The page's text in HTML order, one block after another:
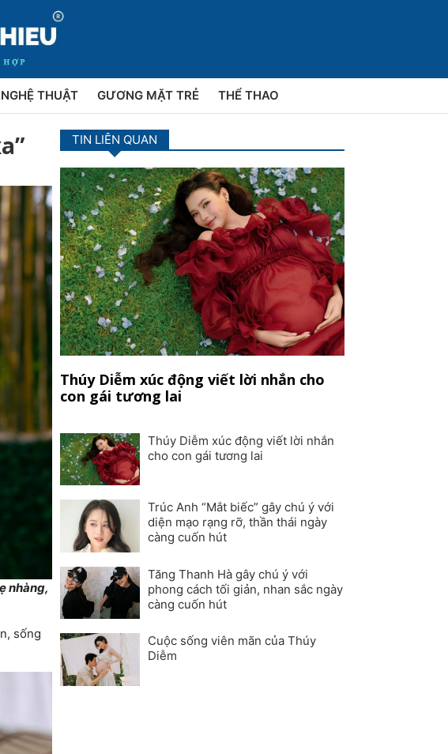
NGHỆ THUẬT GƯƠNG MẶT TRẺ THỂ THAO
nhàng,
sống
TIN LIÊN QUAN
Thúy Diễm xúc động viết lời nhắn cho
con gái tương lai
Thúy Diễm xúc động viết lời nhắn
cho con gái tương lai
Trúc Anh “Mắt biếc” gây chú ý với
diện mạo rạng rỡ, thần thái ngày
càng cuốn hút
Tăng Thanh Hà gây chú ý với
phong cách tối giản, nhan sắc ngày
càng cuốn hút
Cuộc sống viên mãn của Thúy
Diễm